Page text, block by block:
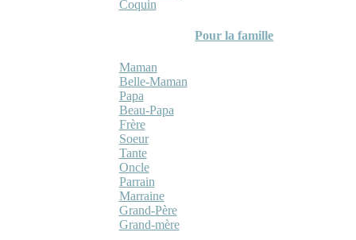
Coquin
Pour la famille
Maman
Belle-Maman
Papa
Beau-Papa
Frère
Soeur
Tante
Oncle
Parrain
Marraine
Grand-Père
Grand-mère